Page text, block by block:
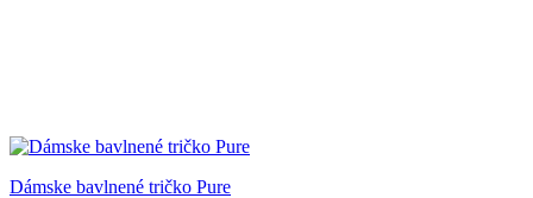
Dámske bavlnené tričko Pure